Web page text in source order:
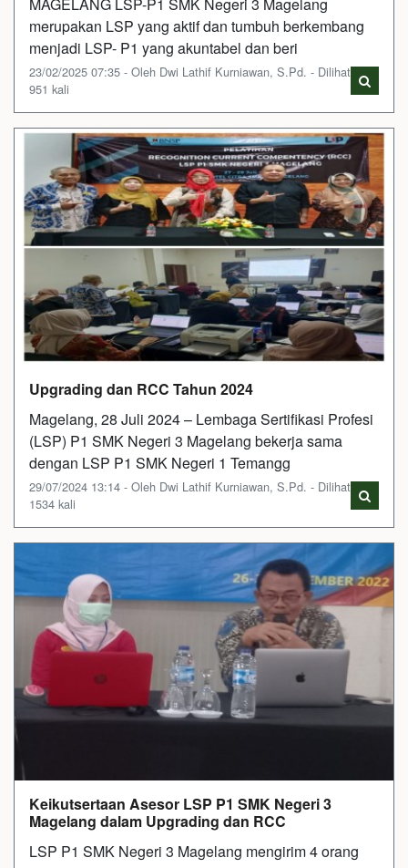
MAGELANG LSP-P1 SMK Negeri 3 Magelang
merupakan LSP yang aktif dan tumbuh berkembang
menjadi LSP- P1 yang akuntabel dan beri
23/02/2025 07:35 - Oleh Dwi Lathif Kurniawan, S.Pd. - Dilihat
951 kali
Upgrading dan RCC Tahun 2024
Magelang, 28 Juli 2024 – Lembaga Sertifikasi Profesi
(LSP) P1 SMK Negeri 3 Magelang bekerja sama
dengan LSP P1 SMK Negeri 1 Temangg
29/07/2024 13:14 - Oleh Dwi Lathif Kurniawan, S.Pd. - Dilihat
1534 kali
Keikutsertaan Asesor LSP P1 SMK Negeri 3
Magelang dalam Upgrading dan RCC
LSP P1 SMK Negeri 3 Magelang mengirim 4 orang